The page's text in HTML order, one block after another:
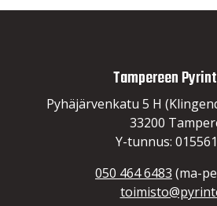
Tampereen
Pyhäjärvenkatu 5 H
33200
Y-tunnus:
050 464 6483 (ma-